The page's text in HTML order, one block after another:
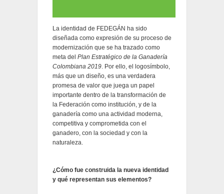
La identidad de FEDEGÁN ha sido
diseñada como expresión de su proceso de
modernización que se ha trazado como
meta del Plan Estratégico de la Ganadería
Colombiana 2019. Por ello, el logosímbolo,
más que un diseño, es una verdadera
promesa de valor que juega un papel
importante dentro de la transformación de
la Federación como institución, y de la
ganadería como una actividad moderna,
competitiva y comprometida con el
ganadero, con la sociedad y con la
naturaleza.
¿Cómo fue construida la nueva identidad
y qué representan sus elementos?